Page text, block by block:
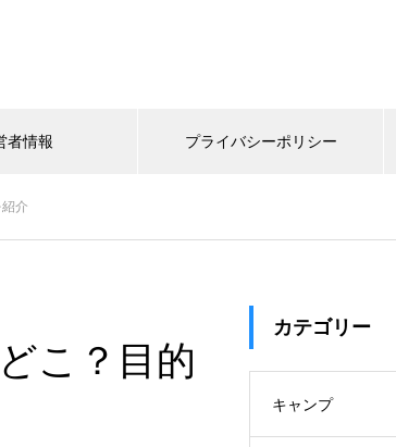
者情報 プライバシーポリシー
介
こ？目的
カテゴリー
キャンプ